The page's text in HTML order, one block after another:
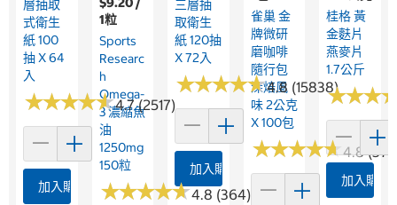
層抽取
式衛生
紙 100
抽 X 64
入
★★★★★
★★★★★4.7 (2517)
加入購物車
1粒
Sports
Researc
H
Omega-
3 濃縮魚
油
1250mg
150粒
★★★★★
★★★★★4.8 (364)
三層抽
取衛生
紙 120抽
X 72入
★★★★★
★★★★★4.8 (15838)
加入購物車
雀巢 金
牌微研
磨咖啡
隨行包
深焙風
味 2公克
X 100包
★★★★★
★★★★★4.8
桂格 黃
金麩片
燕麥片
1.7公斤
★★★
★★★
加入購物